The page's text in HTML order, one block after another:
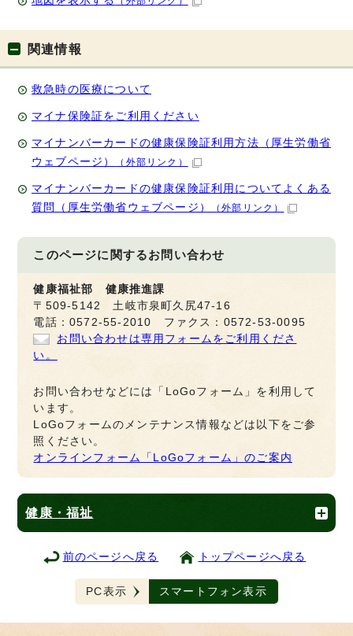
関連情報
救急時の医療について
マイナ保険証をご利用ください
マイナンバーカードの健康保険証利用方法（厚生労働省
ウェブページ）
（外部リンク）
マイナンバーカードの健康保険証利用についてよくある
質問（厚生労働省ウェブページ）
（外部リンク）
このページに関するお問い合わせ
健康福祉部 健康推進課
〒509-5142 土岐市泉町久尻47-16
電話：0572-55-2010 ファクス：0572-53-0095
お問い合わせは専用フォームをご利用くださ
い。
お問い合わせなどには「LoGoフォーム」を利用して
います。
LoGoフォームのメンテナンス情報などは以下をご参
照ください。
オンラインフォーム「LoGoフォーム」のご案内
健康・福祉
前のページへ戻る トップページへ戻る
PC表示 スマートフォン表示